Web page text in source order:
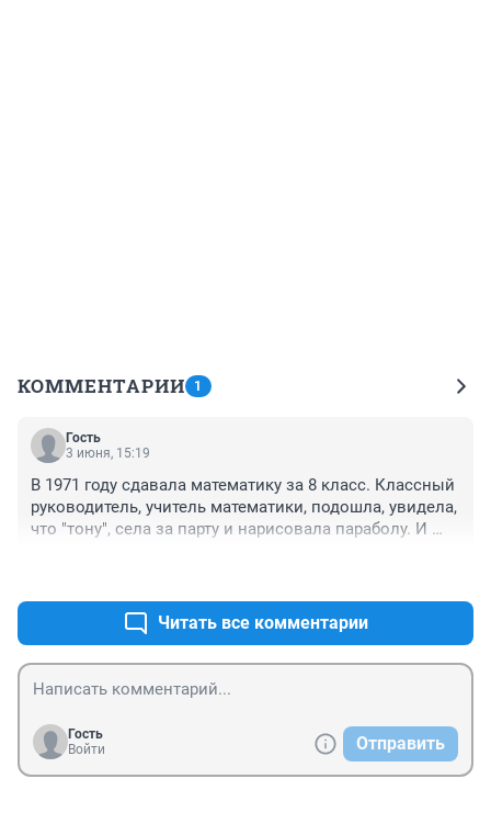
КОММЕНТАРИИ 1
Гость
3 июня, 15:19
В 1971 году сдавала математику за 8 класс. Классный
руководитель, учитель математики, подошла, увидела,
что "тону", села за парту и нарисовала параболу. И
экономический тупик.Читать все комментарии
Гость
Войти
Отправить